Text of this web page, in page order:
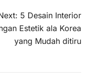
5 Desain Interior
Estetik ala Korea
yang Mudah ditiru